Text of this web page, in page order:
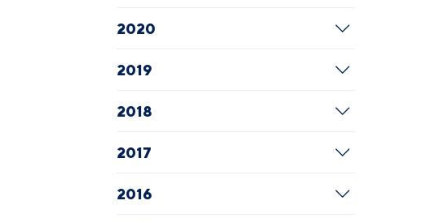
2020
2019
2018
2017
2016